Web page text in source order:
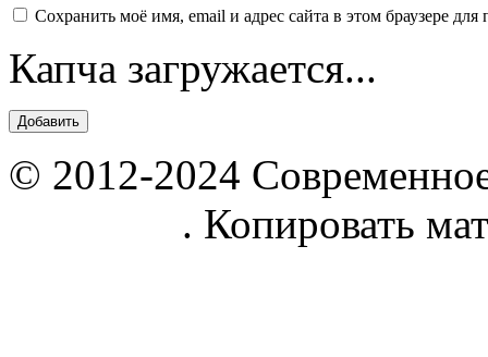
Сохранить моё имя, email и адрес сайта в этом браузере
Капча загружается...
© 2012-2024
. Копировать